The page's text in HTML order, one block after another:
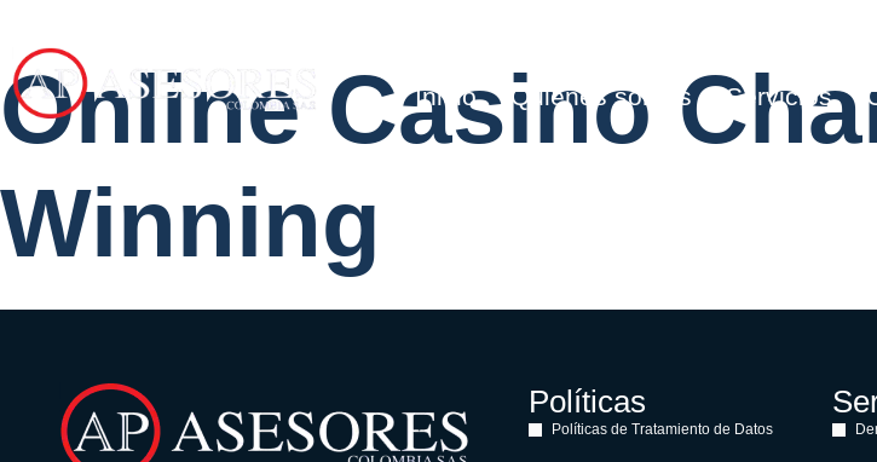
Inicio Quienes somos Servicios
Online Casino
Winning
Políticas
Políticas de Tratamiento de Datos